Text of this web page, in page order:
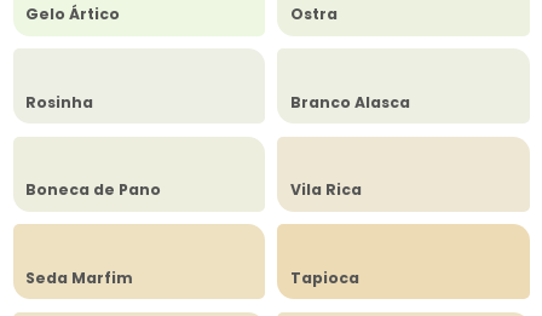
Gelo Ártico Ostra
Rosinha Branco Alasca
Boneca de Pano Vila Rica
Seda Marfim Tapioca